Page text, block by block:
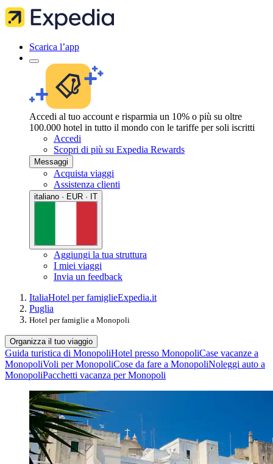
Scarica l’app
Accedi al tuo account e risparmia un 10% o più su oltre
100.000 hotel in tutto il mondo con le tariffe per soli iscritti
Accedi
Scopri di più su Expedia Rewards
Messaggi
Acquista viaggi
Assistenza clienti
italiano · EUR · IT
Aggiungi la tua struttura
I miei viaggi
Invia un feedback
ItaliaHotel per famiglieExpedia.it
Puglia
Hotel per famiglie a Monopoli
Organizza il tuo viaggio
Guida turistica di MonopoliHotel presso MonopoliCase vacanze a
MonopoliVoli per MonopoliCose da fare a MonopoliNoleggi auto a
MonopoliPacchetti vacanza per Monopoli